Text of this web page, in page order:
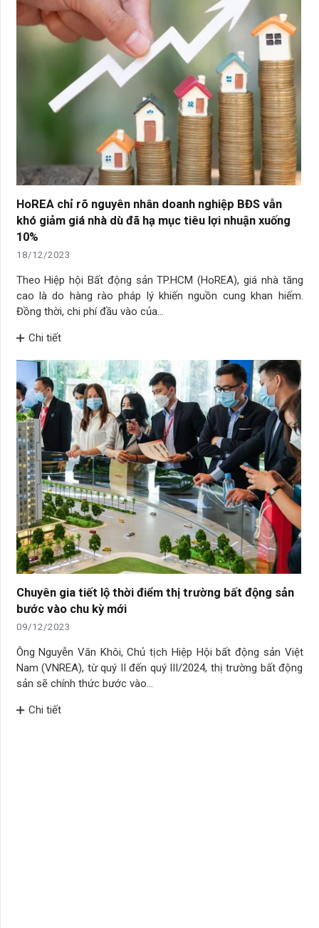
HoREA chỉ rõ nguyên nhân doanh nghiệp BĐS vẫn
khó giảm giá nhà dù đã hạ mục tiêu lợi nhuận xuống
10%
18/12/2023
Theo Hiệp hội Bất động sản TP.HCM (HoREA), giá nhà tăng
cao là do hàng rào pháp lý khiến nguồn cung khan hiếm.
Đồng thời, chi phí đầu vào của…
Chi tiết
Chuyên gia tiết lộ thời điểm thị trường bất động sản
bước vào chu kỳ mới
09/12/2023
Ông Nguyễn Văn Khôi, Chủ tịch Hiệp Hội bất động sản Việt
Nam (VNREA), từ quý II đến quý III/2024, thị trường bất động
sản sẽ chính thức bước vào…
Chi tiết